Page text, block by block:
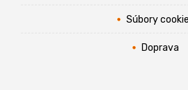
Súbory
Doprava